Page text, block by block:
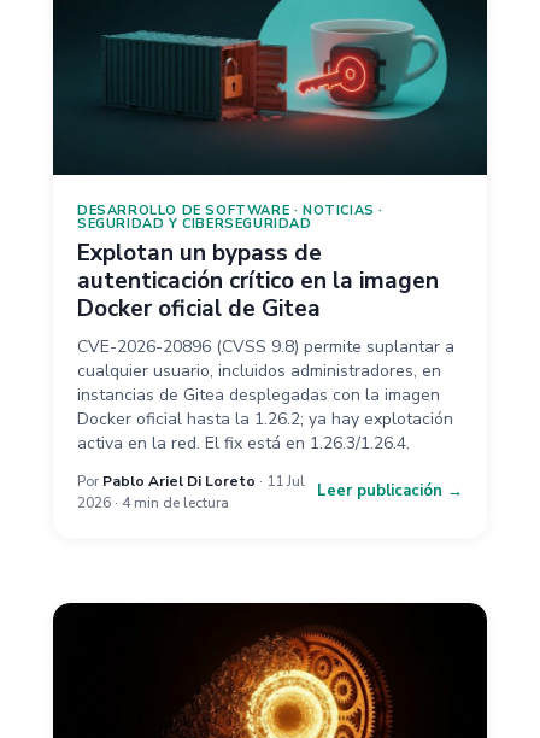
DESARROLLO DE SOFTWARE ·NOTICIAS ·
SEGURIDAD Y CIBERSEGURIDAD
Explotan un bypass de
autenticación crítico en la imagen
Docker oficial de Gitea
CVE-2026-20896 (CVSS 9.8) permite suplantar a
cualquier usuario, incluidos administradores, en
instancias de Gitea desplegadas con la imagen
Docker oficial hasta la 1.26.2; ya hay explotación
activa en la red. El fix está en 1.26.3/1.26.4.
Por Pablo Ariel Di Loreto · 11 Jul
2026 · 4 min de lectura
Leer publicación →